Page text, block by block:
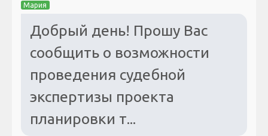
Мария
Добрый день! Прошу Вас
сообщить о возможности
проведения судебной
экспертизы проекта
планировки т...